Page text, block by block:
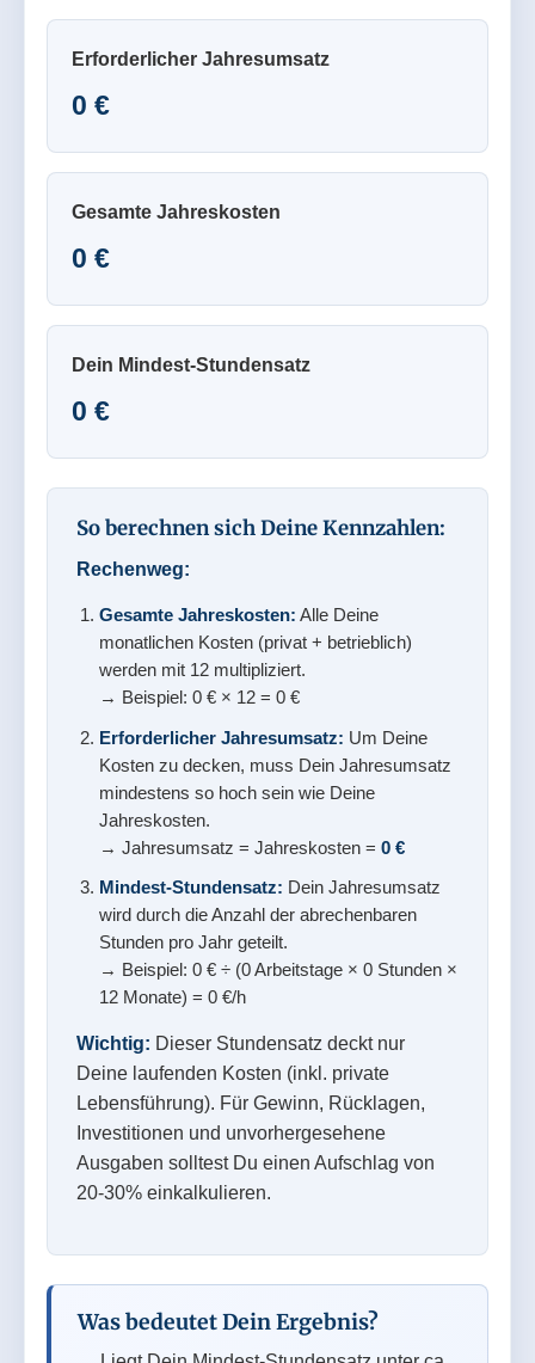
Erforderlicher Jahresumsatz
0 €
Gesamte Jahreskosten
0 €
Dein Mindest-Stundensatz
0 €
So berechnen sich Deine Kennzahlen:
Rechenweg:
Gesamte Jahreskosten: Alle Deine
monatlichen Kosten (privat + betrieblich)
werden mit 12 multipliziert.
→ Beispiel:0 € × 12 =0 €
Erforderlicher Jahresumsatz: Um Deine
Kosten zu decken, muss Dein Jahresumsatz
mindestens so hoch sein wie Deine
Jahreskosten.
→ Jahresumsatz = Jahreskosten =0 €
Mindest-Stundensatz: Dein Jahresumsatz
wird durch die Anzahl der abrechenbaren
Stunden pro Jahr geteilt.
→ Beispiel:0 € ÷ (0Arbeitstage ×0 Stunden ×
12 Monate) =0 €/h
Wichtig: Dieser Stundensatz deckt nur
Deine laufenden Kosten (inkl. private
Lebensführung). Für Gewinn, Rücklagen,
Investitionen und unvorhergesehene
Ausgaben solltest Du einen Aufschlag von
20-30% einkalkulieren.
Was bedeutet Dein Ergebnis?